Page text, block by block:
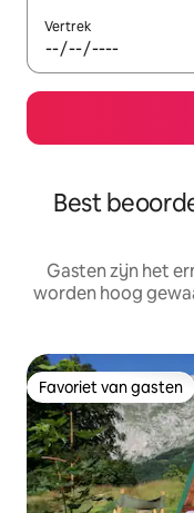
Vertrek
Best
Gasten zijn het
worden hoog
Favoriet van gasten
Favoriet van gasten